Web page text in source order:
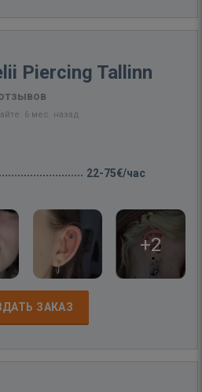
Piercing Tallinn
6 мес. назад
22-75€/час
+2
ЗАКАЗ